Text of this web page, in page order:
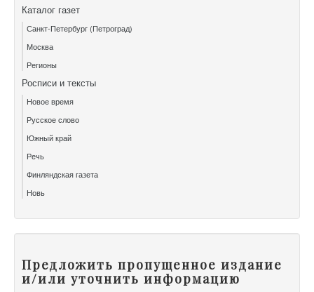
Каталог газет
Санкт-Петербург (Петроград)
Москва
Регионы
Росписи и тексты
Новое время
Русское слово
Южный край
Речь
Финляндская газета
Новь
Предложить пропущенное издание
и/или уточнить информацию